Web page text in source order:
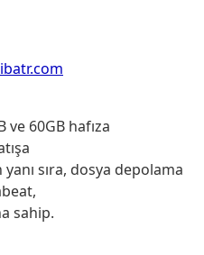
ve 60GB hafıza
sıra, dosya depolama
sahip.